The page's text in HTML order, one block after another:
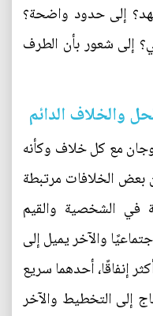
إلى حدود واضحة؟
إلى شعور بأن الطرف
والخلاف الدائم
مع كل خلاف وكأنه
بعض الخلافات مرتبطة
في الشخصية والقيم
والآخر يميل إلى
إنفاقًا، أحدهما سريع
إلى التخطيط والآخر